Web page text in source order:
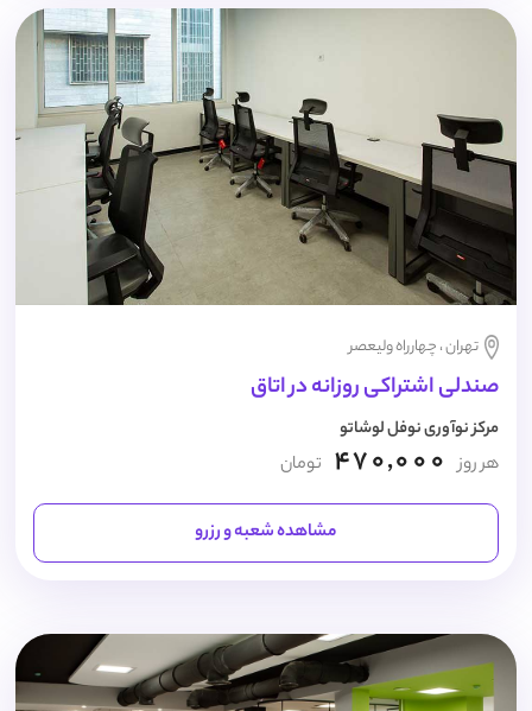
تهران ، چهارراه ولیعصر
صندلی اشتراکی روزانه در اتاق
مرکز نوآوری نوفل لوشاتو
هر روز 470,000 تومان
مشاهده شعبه و رزرو